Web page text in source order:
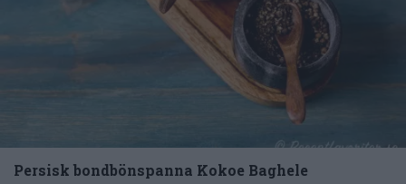
Persisk bondbönspanna Kokoe Baghele